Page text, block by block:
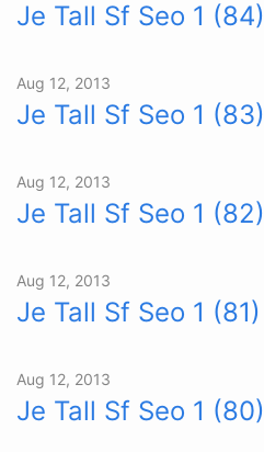
Je Tall Sf Seo 1 (84)
Aug 12, 2013
Je Tall Sf Seo 1 (83)
Aug 12, 2013
Je Tall Sf Seo 1 (82)
Aug 12, 2013
Je Tall Sf Seo 1 (81)
Aug 12, 2013
Je Tall Sf Seo 1 (80)